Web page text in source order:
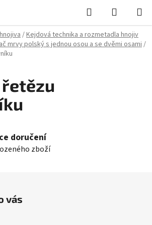
Hledat
KOŠÍK
/Kejdová technika a rozmetadla hnojiv
mrvy polský s jednou osou a se dvěmi osami/
doručení
zboží
vás